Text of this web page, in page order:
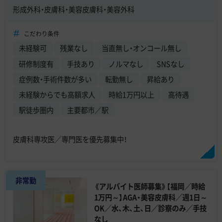
形成外科・皮膚科・美容皮膚科・美容外科
こだわり条件
未経験可 残業なし
当直無し・オンコール無し
研修制度有
手技あり ノルマなし
SNSなし
症例数・手術件数が多い
転勤無し
昇給あり
未経験からでも高額求人
時給1万円以上
高待遇
駅徒歩圏内
主要都市／駅
皮膚科専攻医／専門医を優先募集中！
非常勤
《アルバイト医師募集》【福岡／時給
1万円～】AGA・美容皮膚科／週1日～
OK／水、木、土、日／診察のみ／手技
なし